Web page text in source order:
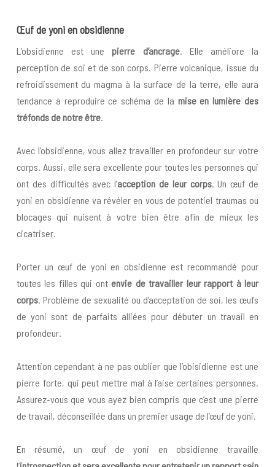
Œufde yoni en obsidienne
L’obsidienne est unepierre d’ancrage. Elle améliore la
perception de soi et de son corps. Pierre volcanique, issue du
refroidissement du magma à la surface de la terre, elle aura
tendance à reproduire ce schéma de la mise en lumière des
tréfonds de notre être.
Avec l’obsidienne, vous allez travailler en profondeur sur votre
corps. Aussi, elle sera excellente pour toutes les personnes qui
ont des difficultés avec l’acception de leur corps. Un œuf de
yoni en obsidienne va révéler en vous de potentiel traumas ou
blocages qui nuisent à votre bien être afin de mieux les
cicatriser.
Porter un œuf de yoni en obsidienne est recommandé pour
toutes les filles qui ont envie de travailler leur rapport à leur
corps. Problème de sexualité ou d’acceptation de soi, les œufs
de yoni sont de parfaits alliées pour débuter un travail en
profondeur.
Attention cependant à ne pas oublier que l’obisidienne est une
pierre forte, qui peut mettre mal à l’aise certaines personnes.
Assurez-vous que vous ayez bien compris que c’est une pierre
de travail, déconseillée dans un premier usage de l’œuf de yoni.
En résumé, un œuf de yoni en obsidienne travaille